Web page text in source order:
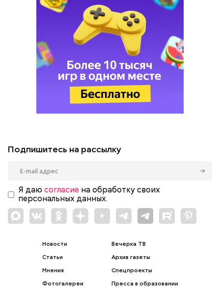
Подпишитесь на рассылку
Я даю согласие на обработку своих
персональных данных.
Новости
Статьи
Мнения
Фотогалереи
Вечерка ТВ
Архив газеты
Спецпроекты
Пресса в образовании